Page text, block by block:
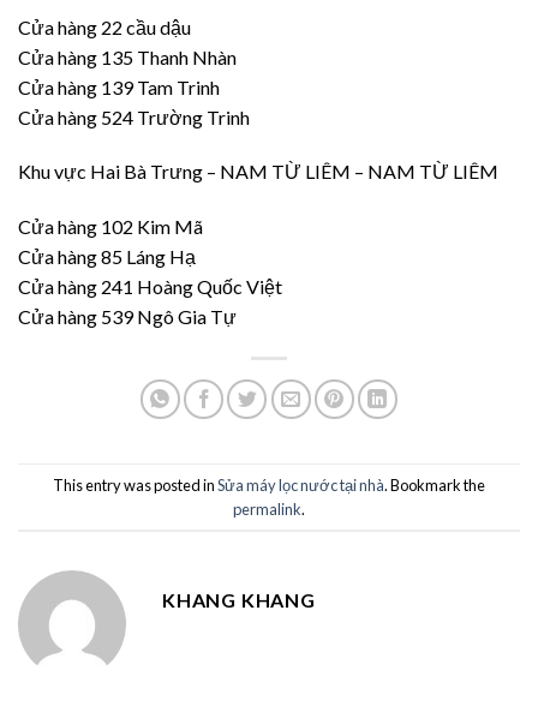
Cửa hàng 22 cầu dậu
Cửa hàng 135 Thanh Nhàn
Cửa hàng 139 Tam Trinh
Cửa hàng 524 Trường Trinh
Khu vực Hai Bà Trưng – NAM TỪ LIÊM – NAM TỪ LIÊM
Cửa hàng 102 Kim Mã
Cửa hàng 85 Láng Hạ
Cửa hàng 241 Hoàng Quốc Việt
Cửa hàng 539 Ngô Gia Tự
This entry was posted inSửa máy lọc nước tại nhà. Bookmark the
permalink.
KHANG KHANG